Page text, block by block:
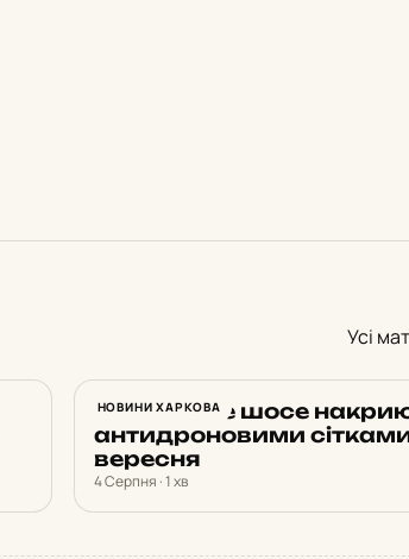
Усі
НОВИНИ ХАРКОВА
Харківське шосе
антидроновими
вересня
4 Серпня · 1 хв